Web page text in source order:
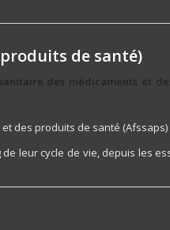
de santé)
des médicaments et
des produits de santé
leur cycle de vie, depuis les